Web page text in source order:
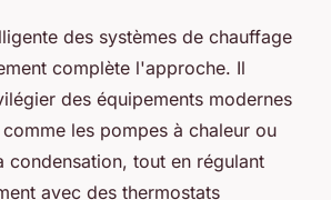
des systèmes de chauffage
complète l'approche. Il
des équipements modernes
les pompes à chaleur ou
condensation, tout en régulant
avec des thermostats